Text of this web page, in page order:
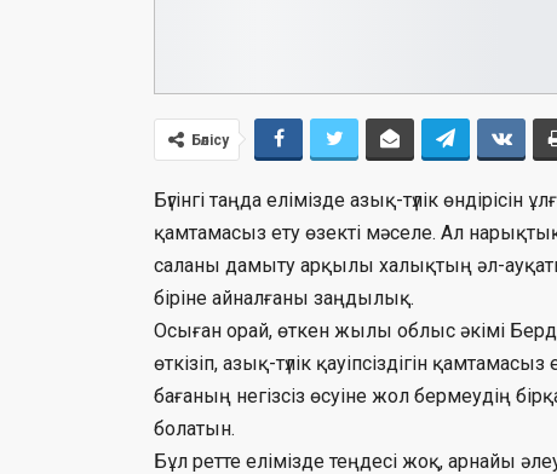
Бөлісу
Бүгінгі таңда елімізде азық-түлік өндірісін
қамтамасыз ету өзекті мәселе. Ал
саланы дамыту арқылы халықтың әл-
біріне айналғаны заңдылық.
Осыған орай, өткен жылы облыс әкімі
өткізіп, азық-түлік қауіпсіздігін
бағаның негізсіз өсуіне жол бермеудің
болатын.
Бұл ретте елімізде теңдесі жоқ, арнайы